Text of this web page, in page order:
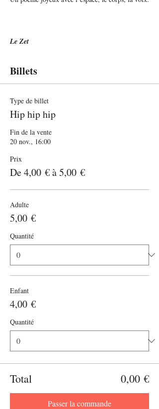
Le Zet
Billets
Type de billet
Hip hip hip
Fin de la vente
20 nov., 16:00
Prix
De 4,00 € à 5,00 €
Adulte
5,00 €
Quantité
Enfant
4,00 €
Quantité
Total 0,00 €
Passer la commande